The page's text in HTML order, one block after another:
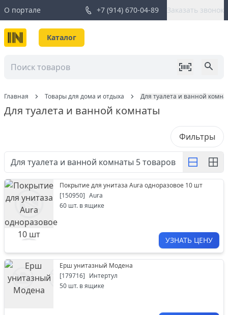
О портале +7 (914) 670-04-89 Заказать звонок
Каталог
Главная Товары для дома и отдыха Для туалета и ванной
Для туалета и ванной комнаты
Фильтры
Для туалета и ванной комнаты 5товаров
Покрытие для унитаза Aura одноразовое 10 шт
[150950] Aura
60 шт. в ящике
УЗНАТЬ ЦЕНУ
Ерш унитазный Модена
[179716] Интертул
50 шт. в ящике